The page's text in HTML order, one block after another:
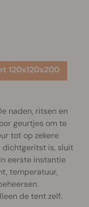
120x120x200
naden, ritsen en
geurtjes om te
tot op zekere
dichtgeritst is, sluit
eerste instantie
temperatuur,
de tent zelf.